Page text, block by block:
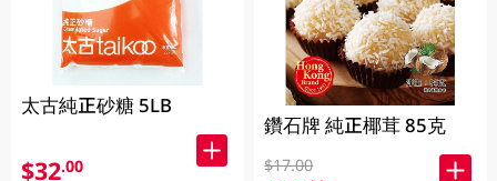
太古純正砂糖 5LB
$32.00
鑽石牌 純正椰茸 85克
$17.00